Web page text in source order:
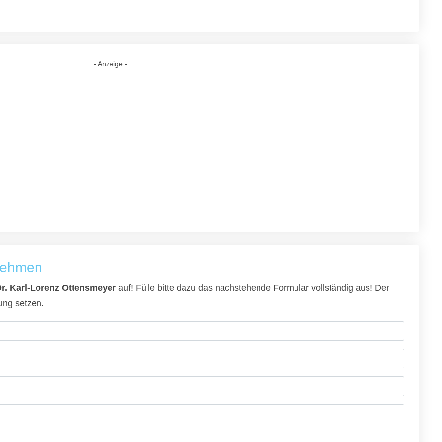
- Anzeige -
Karl-Lorenz Ottensmeyer auf! Fülle bitte dazu das nachstehende Formular vollständig aus! Der
setzen.